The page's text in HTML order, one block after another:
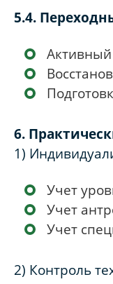
5.4.
6.
1)
Учет
Учет
Учет
2) Контроль